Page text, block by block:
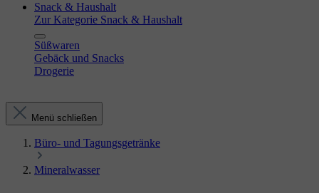
Snack & Haushalt
Zur Kategorie Snack & Haushalt
Süßwaren
Gebäck und Snacks
Drogerie
Menü schließen
Büro- und Tagungsgetränke
Mineralwasser